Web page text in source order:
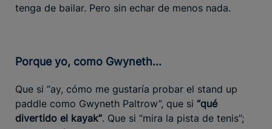
tenga de bailar. Pero sin echar de menos nada.
Porque yo, como Gwyneth...
Que si “ay, cómo me gustaría probar el stand up
paddle como Gwyneth Paltrow”, que si “qué
divertido el kayak”. Que si “mira la pista de tenis”;